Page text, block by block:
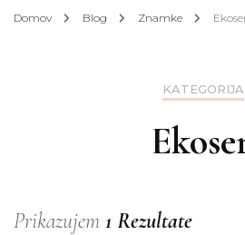
Domov Blog Znamke
KATEGORIJA
Prikazujem 1 Rezultate